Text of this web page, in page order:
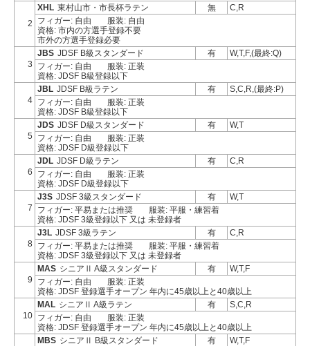
2
XHL 東村山市・市長杯ラテン 無
C,R
フィガー: 自由
服装: 自由
資格: 市内の方選手登録不要
市外の方選手登録必要
3
JBS JDSF B級スタンダード 有
W,T,F,(最終:Q)
フィガー: 自由
服装: 正装
資格: JDSF B級登録以下
4
JBL JDSF B級ラテン 有
S,C,R,(最終:P)
フィガー: 自由
服装: 正装
資格: JDSF B級登録以下
5
JDS JDSF D級スタンダード 有
W,T
フィガー: 自由
服装: 正装
資格: JDSF D級登録以下
6
JDL JDSF D級ラテン 有
C,R
フィガー: 自由
服装: 正装
資格: JDSF D級登録以下
7
J3S JDSF 3級スタンダード 有
W,T
フィガー: 平易または推奨
服装: 平服・練習着
資格: JDSF 3級登録以下 又は 未登録者
8
J3L JDSF 3級ラテン 有
C,R
フィガー: 平易または推奨
服装: 平服・練習着
資格: JDSF 3級登録以下 又は 未登録者
9
MAS シニアⅡ A級スタンダード 有
W,T,F
フィガー: 自由
服装: 正装
資格: JDSF 登録選手オープン 年内に45歳以上と40歳以上
10
MAL シニアⅡ A級ラテン 有
S,C,R
フィガー: 自由
服装: 正装
資格: JDSF 登録選手オープン 年内に45歳以上と40歳以上
MBS シニアⅡ B級スタンダード 有
W,T,F